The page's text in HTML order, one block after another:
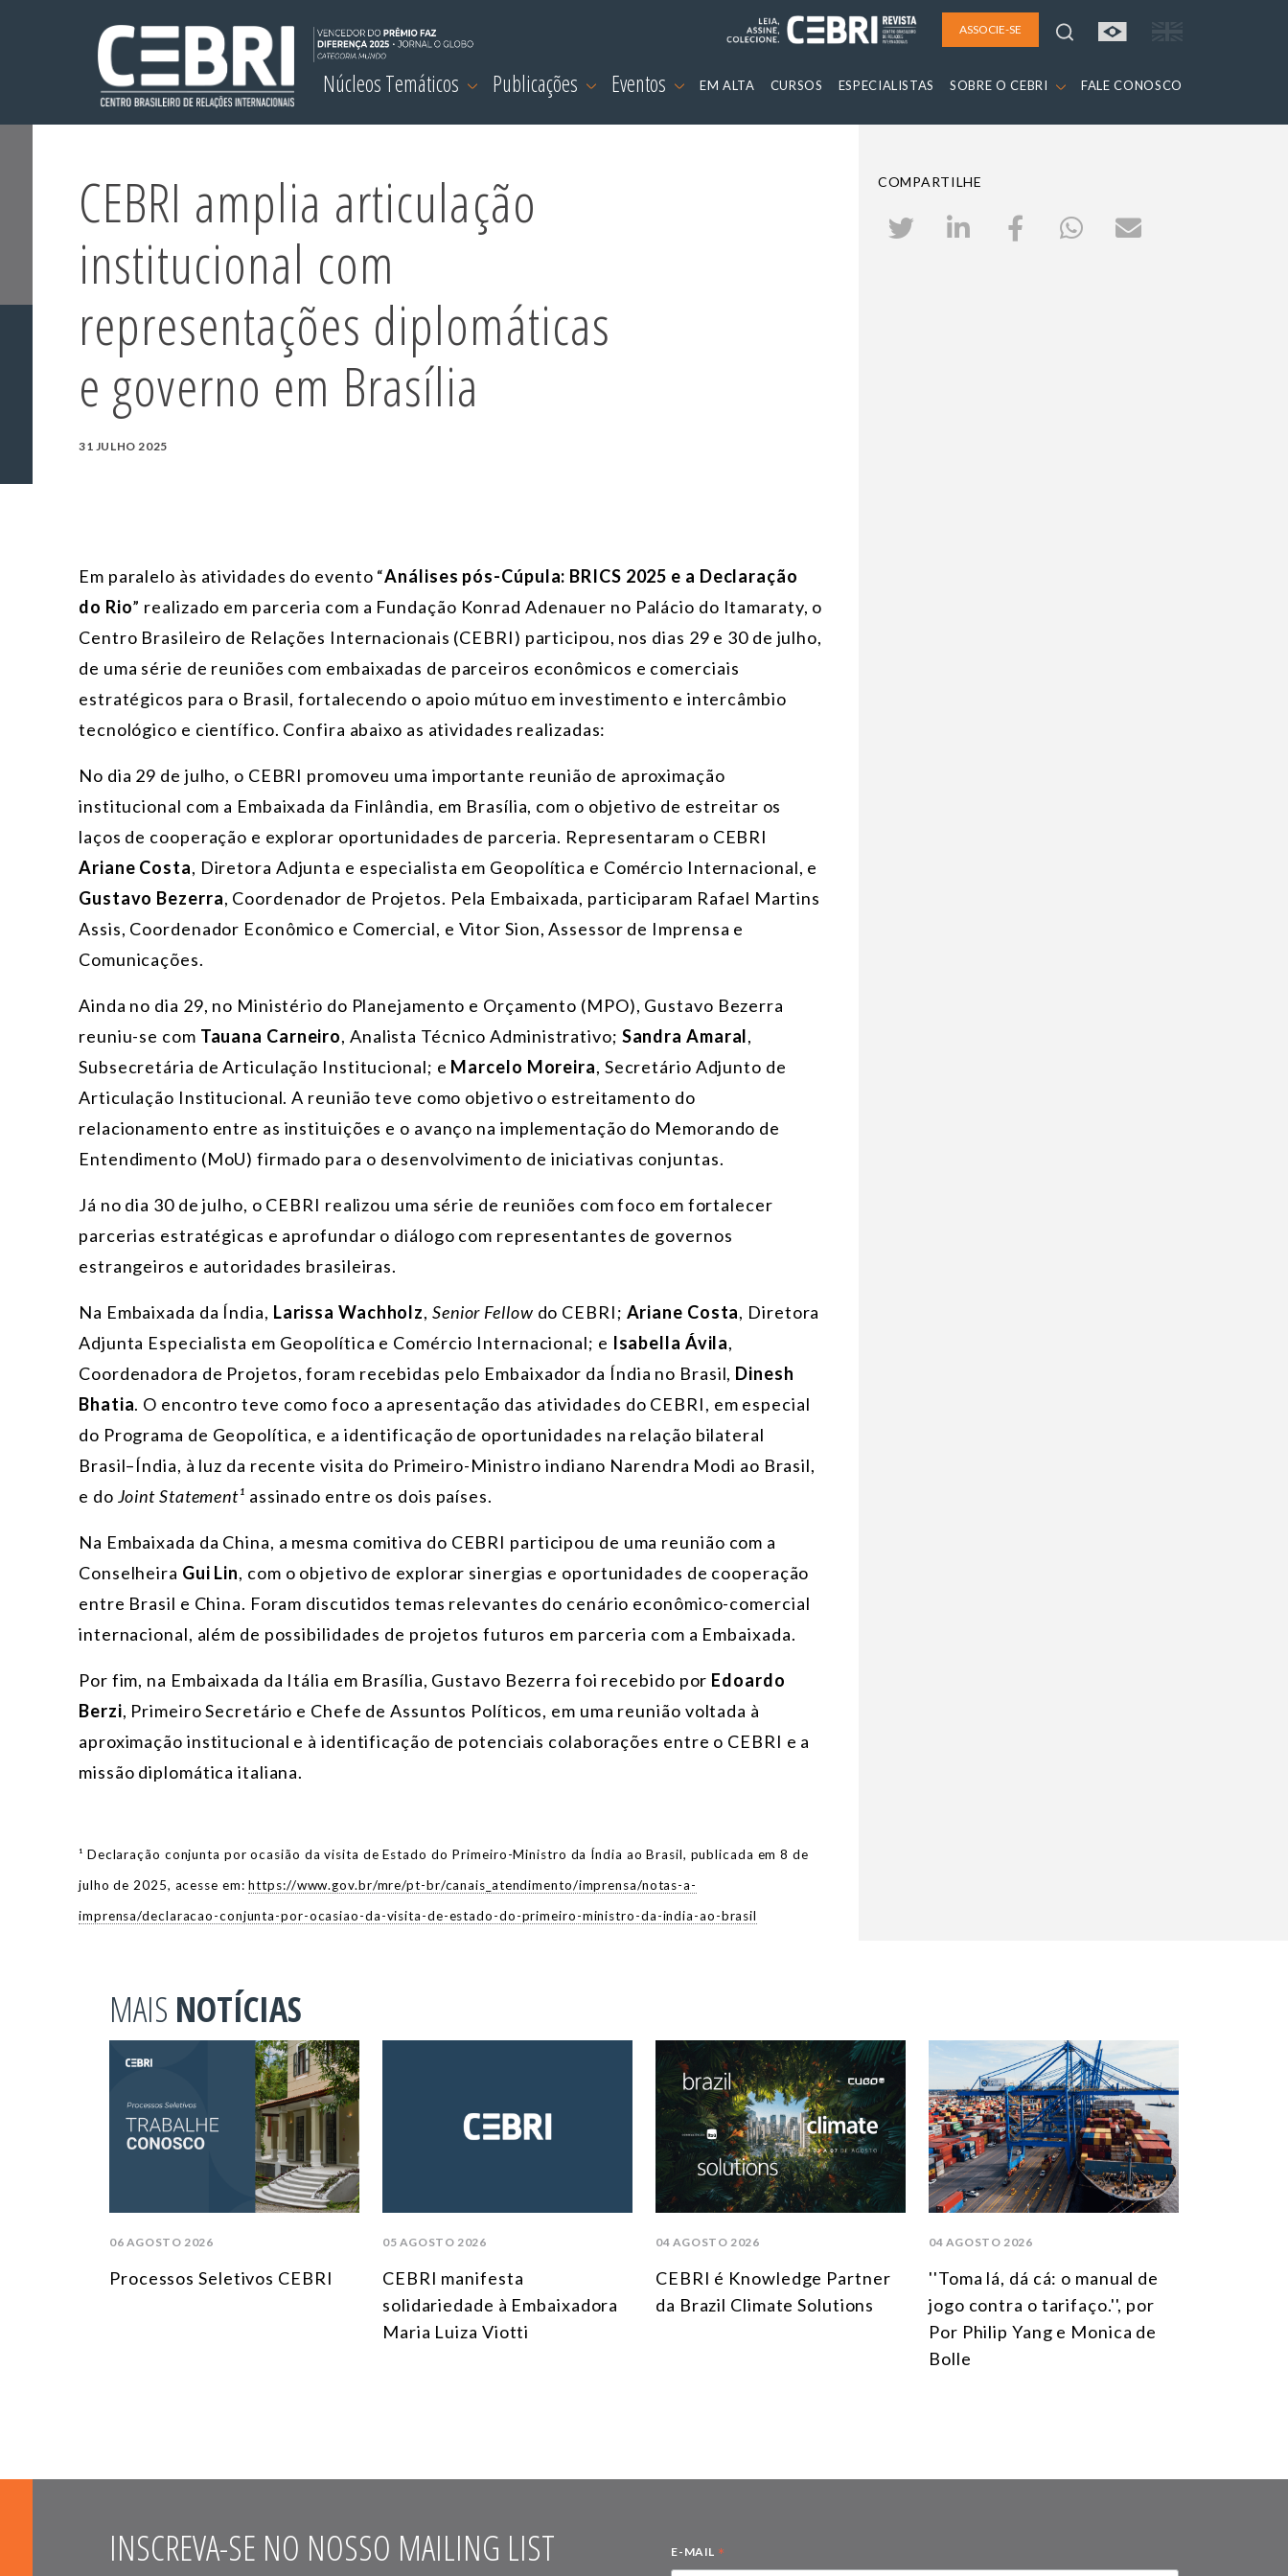
ASSOCIE-SE
Núcleos Temáticos Publicações Eventos EM ALTA CURSOS ESPECIALISTAS SOBRE O CEBRI FALE CONOSCO
CEBRI amplia articulação
institucional com
representações diplomáticas
e governo em Brasília
31 JULHO 2025
Em paralelo às atividades do evento “Análises pós-Cúpula: BRICS 2025 e a Declaração
do Rio” realizado em parceria com a Fundação Konrad Adenauer no Palácio do Itamaraty, o
Centro Brasileiro de Relações Internacionais (CEBRI) participou, nos dias 29 e 30 de julho,
de uma série de reuniões com embaixadas de parceiros econômicos e comerciais
estratégicos para o Brasil, fortalecendo o apoio mútuo em investimento e intercâmbio
tecnológico e científico. Confira abaixo as atividades realizadas:
No dia 29 de julho, o CEBRI promoveu uma importante reunião de aproximação
institucional com a Embaixada da Finlândia, em Brasília, com o objetivo de estreitar os
laços de cooperação e explorar oportunidades de parceria. Representaram o CEBRI
Ariane Costa, Diretora Adjunta e especialista em Geopolítica e Comércio Internacional, e
Gustavo Bezerra, Coordenador de Projetos. Pela Embaixada, participaram Rafael Martins
Assis, Coordenador Econômico e Comercial, e Vitor Sion, Assessor de Imprensa e
Comunicações.
Ainda no dia 29, no Ministério do Planejamento e Orçamento (MPO), Gustavo Bezerra
reuniu-se com Tauana Carneiro, Analista Técnico Administrativo; Sandra Amaral,
Subsecretária de Articulação Institucional; e Marcelo Moreira, Secretário Adjunto de
Articulação Institucional. A reunião teve como objetivo o estreitamento do
relacionamento entre as instituições e o avanço na implementação do Memorando de
Entendimento (MoU) firmado para o desenvolvimento de iniciativas conjuntas.
Já no dia 30 de julho, o CEBRI realizou uma série de reuniões com foco em fortalecer
parcerias estratégicas e aprofundar o diálogo com representantes de governos
estrangeiros e autoridades brasileiras.
Na Embaixada da Índia, Larissa Wachholz, Senior Fellow do CEBRI; Ariane Costa, Diretora
Adjunta Especialista em Geopolítica e Comércio Internacional; e Isabella Ávila,
Coordenadora de Projetos, foram recebidas pelo Embaixador da Índia no Brasil, Dinesh
Bhatia. O encontro teve como foco a apresentação das atividades do CEBRI, em especial
do Programa de Geopolítica, e a identificação de oportunidades na relação bilateral
Brasil–Índia, à luz da recente visita do Primeiro-Ministro indiano Narendra Modi ao Brasil,
e do Joint Statement¹ assinado entre os dois países.
Na Embaixada da China, a mesma comitiva do CEBRI participou de uma reunião com a
Conselheira Gui Lin, com o objetivo de explorar sinergias e oportunidades de cooperação
entre Brasil e China. Foram discutidos temas relevantes do cenário econômico-comercial
internacional, além de possibilidades de projetos futuros em parceria com a Embaixada.
Por fim, na Embaixada da Itália em Brasília, Gustavo Bezerra foi recebido por Edoardo
Berzi, Primeiro Secretário e Chefe de Assuntos Políticos, em uma reunião voltada à
aproximação institucional e à identificação de potenciais colaborações entre o CEBRI e a
missão diplomática italiana.
¹ Declaração conjunta por ocasião da visita de Estado do Primeiro-Ministro da Índia ao Brasil, publicada em 8 de
julho de 2025, acesse em:https://www.gov.br/mre/pt-br/canais_atendimento/imprensa/notas-a-
imprensa/declaracao-conjunta-por-ocasiao-da-visita-de-estado-do-primeiro-ministro-da-india-ao-brasil
COMPARTILHE
MAIS NOTÍCIAS
06 AGOSTO 2026
Processos Seletivos CEBRI
05 AGOSTO 2026
CEBRI manifesta
solidariedade à Embaixadora
Maria Luiza Viotti
04 AGOSTO 2026
CEBRI é Knowledge Partner
da Brazil Climate Solutions
04 AGOSTO 2026
''Toma lá, dá cá: o manual de
jogo contra o tarifaço.'', por
Por Philip Yang e Monica de
Bolle
INSCREVA-SE NO NOSSO MAILING LIST E-MAIL *